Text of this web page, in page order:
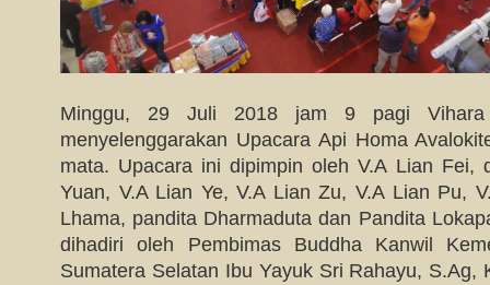
Minggu, 29 Juli 2018 jam 9 pagi Vihara
menyelenggarakan Upacara Api Homa
mata. Upacara ini dipimpin oleh V.A Lian Fei,
Yuan, V.A Lian Ye, V.A Lian Zu, V.A Lian Pu,
Lhama, pandita Dharmaduta dan Pandita
dihadiri oleh Pembimas Buddha Kanwil
Sumatera Selatan Ibu Yayuk Sri Rahayu, S.Ag,